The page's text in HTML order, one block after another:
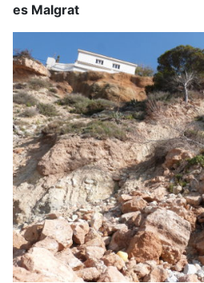
es Malgrat